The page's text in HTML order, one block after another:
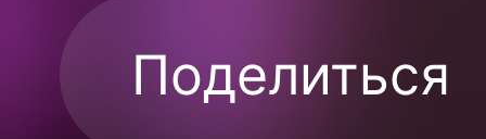
Поделиться